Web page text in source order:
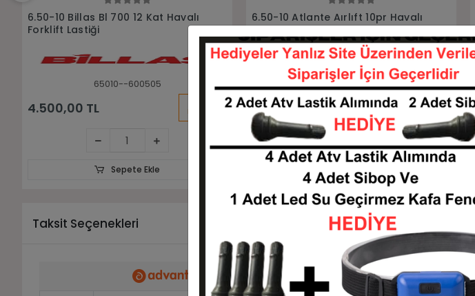
6.50-10 Atlante Aırlıft 10pr Havalı
Forklift Lastiği
65010-HVL65010-10
4.450,00 TL BEDAVA
Sepete Ekle
6.50-10 Addo İz Bırakmayan
Sekmanlı Dolgu Forklift Lastiği
65010-ATO001856
12.350,00 TL KARGO
BEDAVA
Sepete Ekle
Taksit Seçenekleri